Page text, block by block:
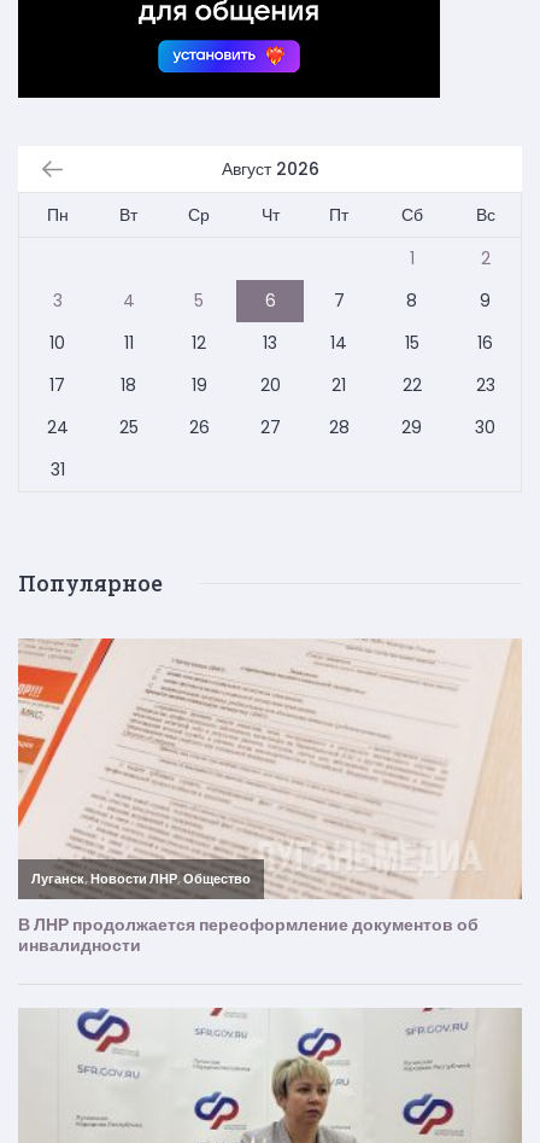
Август 2026
Пн
Вт Ср Чт Пт Сб
Вс
1
2
3
4 5 6 7 8
9
10
11 12 13 14 15
16
17
18 19 20 21 22
23
24
25 26 27 28 29
30
31
Популярное